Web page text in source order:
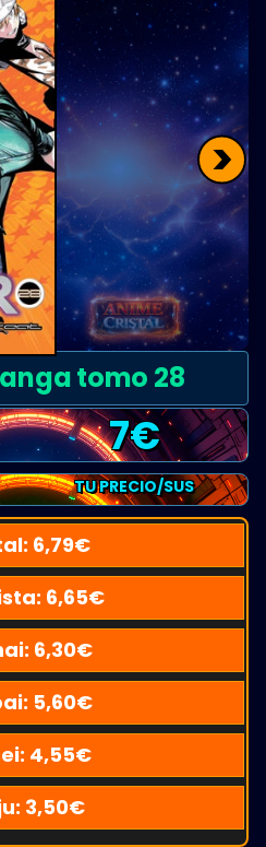
>
tomo 28
7€
TU PRECIO/SUS
6,79€
6,65€
6,30€
5,60€
4,55€
3,50€